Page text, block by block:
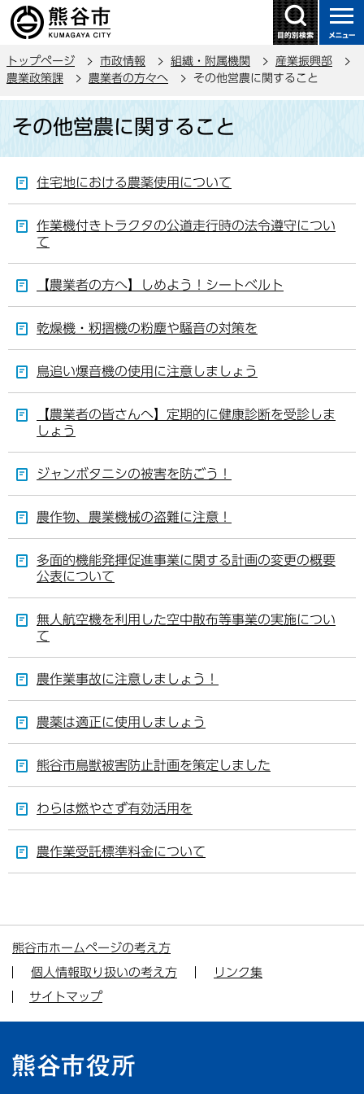
の
ー
トップページ 市政情報 組織・附属機関
産業振興部
農業政策課
農業者の方々へ その他営農に関すること
その他営農に関すること
住宅地における農薬使用について
作業機付きトラクタの公道走行時の法令遵守につい
て
【農業者の方へ】しめよう！シートベルト
乾燥機・籾摺機の粉塵や騒音の対策を
鳥追い爆音機の使用に注意しましょう
【農業者の皆さんへ】定期的に健康診断を受診しま
しょう
ジャンボタニシの被害を防ごう！
農作物、農業機械の盗難に注意！
多面的機能発揮促進事業に関する計画の変更の概要
公表について
無人航空機を利用した空中散布等事業の実施につい
て
農作業事故に注意しましょう！
農薬は適正に使用しましょう
熊谷市鳥獣被害防止計画を策定しました
わらは燃やさず有効活用を
農作業受託標準料金について
熊谷市ホームページの考え方
個人情報取り扱いの考え方
リンク集
サイトマップ